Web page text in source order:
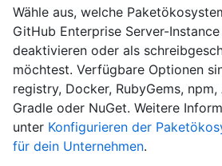
Wähle aus, welche
GitHub Enterprise Server-
deaktivieren oder als
möchtest. Verfügbare Optionen
registry, Docker, RubyGems, npm,
Gradle oder NuGet. Weitere
unter Konfigurieren der
für dein Unternehmen.